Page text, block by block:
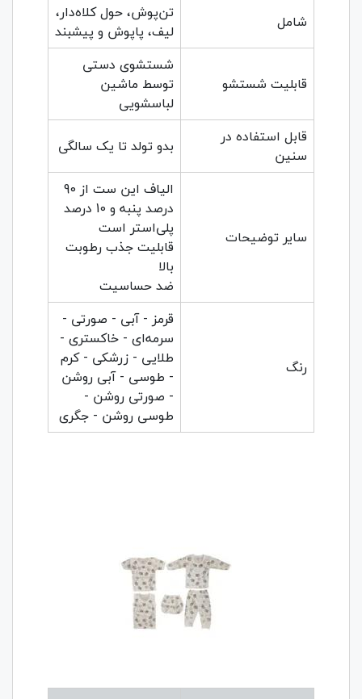
شامل
تن‌پوش، حول کلاه‌دار،
لیف، پاپوش و پیشبند
قابلیت شستشو
شستشوی دستی
توسط ماشین
لباسشویی
قابل استفاده در
سنین
بدو تولد تا یک سالگی
سایر توضیحات
الیاف این ست از 90
درصد پنبه و 10 درصد
پلی‌استر است
قابلیت جذب رطوبت
بالا
ضد حساسیت
رنگ
قرمز - آبی - صورتی -
سرمه‌ای - خاکستری -
طلایی - زرشکی - کرم
- طوسی - آبی روشن
- صورتی روشن -
طوسی روشن - جگری